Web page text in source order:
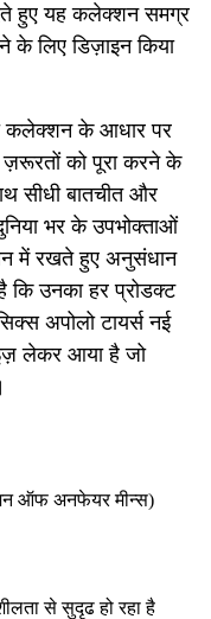
हुए यह कलेक्शन समग्र
के लिए डिज़ाइन किया
कलेक्शन के आधार पर
ज़रूरतों को पूरा करने के
सीधी बातचीत और
भर के उपभोक्ताओं
में रखते हुए अनुसंधान
है कि उनका हर प्रोडक्ट
अपोलो टायर्स नई
लेकर आया है जो
ऑफ अनफेयर मीन्स)
से सुदृढ हो रहा है